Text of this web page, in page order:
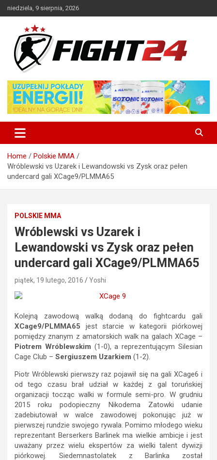
Skip
to
niedziela, 9 sierpnia, 2026
FIGHT24.PL – MMA i K-1, UFC
Home
Polskie MMA
Wróblewski vs Uzarek i Lewandowski vs Zysk oraz pełen
undercard gali XCage9/PLMMA65
POLSKIE MMA
Wróblewski vs Uzarek i
Lewandowski vs Zysk oraz pełen
undercard gali XCage9/PLMMA65
piątek, 19 lutego, 2016 Yoshi
Kolejną zawodową walką dodaną do fightcardu gali
XCage9/PLMMA65 jest starcie w kategorii piórkowej
pomiędzy znanym z amatorskich walk na galach XCage –
Piotrem Wróblewskim (1-0), a reprezentującym Silesian
Cage Club – Sergiuszem Uzarkiem (1-2).
Piotr Wróblewski pierwszy raz pojawił się na gali XCage6 i
od tego czasu brał udział w każdej z gal toruńskiej
organizacji tocząc walki w formule semi-pro. W grudniu
2015 roku podopieczny Nikodema Zatowki udanie
zadebiutował w walce zawodowej pokonując już w
pierwszej rundzie swojego rywala. Pomimo młodego wieku
reprezentant Berserkers Barlinek ma wielkie ambicje i jest
uważany przez wielu ekspertów za wielki talent dywizji
piórkowej. Siedemnastolatek z Barlinka został